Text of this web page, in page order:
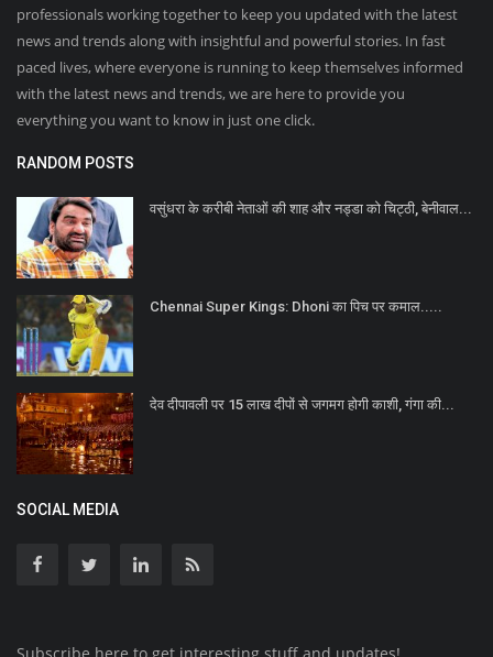
professionals working together to keep you updated with the latest
news and trends along with insightful and powerful stories. In fast
paced lives, where everyone is running to keep themselves informed
with the latest news and trends, we are here to provide you
everything you want to know in just one click.
RANDOM POSTS
वसुंधरा के करीबी नेताओं की शाह और नड्डा को चिट्ठी, बेनीवाल...
Chennai Super Kings: Dhoni का पिच पर कमाल.....
देव दीपावली पर 15 लाख दीपों से जगमग होगी काशी, गंगा की...
SOCIAL MEDIA